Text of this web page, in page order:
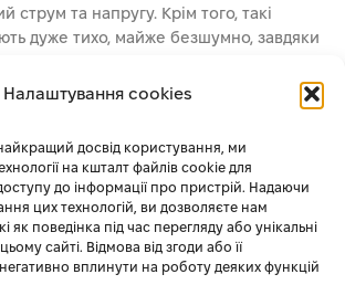
Налаштування cookies
досвід користування, ми
на кшталт файлів cookie для
до інформації про пристрій. Надаючи
цих технологій, ви дозволяєте нам
як поведінка під час перегляду або унікальні
сайті. Відмова від згоди або її
вплинути на роботу деяких функцій
струм та напругу. Крім того, такі
дуже тихо, майже безшумно, завдяки
в будь-який час доби.
HHY 3050Si має декілька входів для
стабільну напругу та струм з
він має систему захисту від
зниження рівня масла, що забезпечує
роботи генератора.
інверторний HHY 3050Si є відмінним